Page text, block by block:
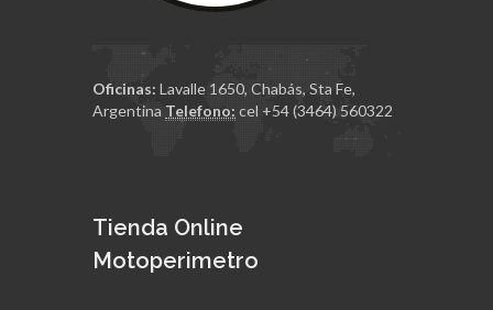
Oficinas: Lavalle 1650, Chabás, Sta Fe,
Argentina Telefono: cel +54 (3464) 560322
Tienda Online
Motoperimetro